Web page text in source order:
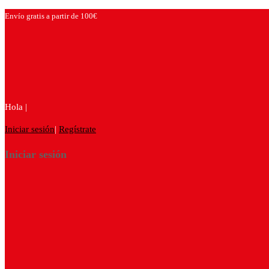
Envío gratis a partir de 100€
Hola |
Iniciar sesión| Regístrate
Iniciar sesión